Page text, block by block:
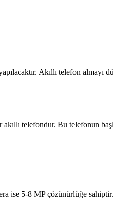
Akıllı telefon
telefondur. Bu telefonun
ise 5-8 MP çözünürlüğe sahiptir.